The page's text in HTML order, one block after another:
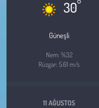
30°
Güneşli
Nem: %32
Rüzgar: 5.61 m/s
11 AĞUSTOS